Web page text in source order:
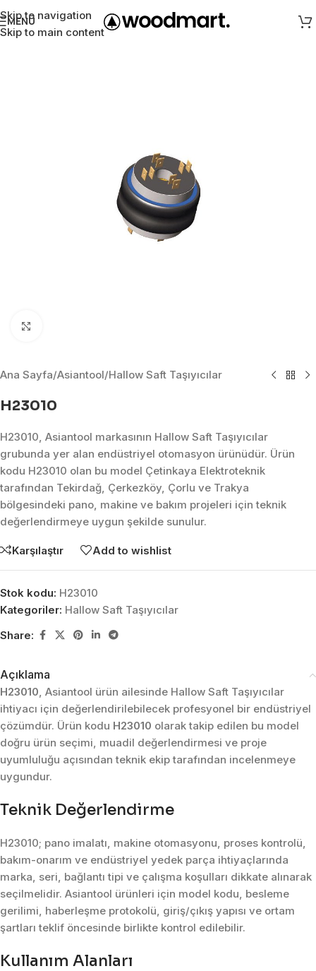
Skip to navigation
Skip to main content
MENÜ
Ana Sayfa/Asiantool/Hallow Saft Taşıyıcılar
H23010
H23010, Asiantool markasının Hallow Saft Taşıyıcılar
grubunda yer alan endüstriyel otomasyon ürünüdür. Ürün
kodu H23010 olan bu model Çetinkaya Elektroteknik
tarafından Tekirdağ, Çerkezköy, Çorlu ve Trakya
bölgesindeki pano, makine ve bakım projeleri için teknik
değerlendirmeye uygun şekilde sunulur.
Karşılaştır Add to wishlist
Stok kodu: H23010
Kategoriler: Hallow Saft Taşıyıcılar
Share:
Açıklama
H23010, Asiantool ürün ailesinde Hallow Saft Taşıyıcılar
ihtiyacı için değerlendirilebilecek profesyonel bir endüstriyel
çözümdür. Ürün kodu H23010 olarak takip edilen bu model
doğru ürün seçimi, muadil değerlendirmesi ve proje
uyumluluğu açısından teknik ekip tarafından incelenmeye
uygundur.
Teknik Değerlendirme
H23010; pano imalatı, makine otomasyonu, proses kontrolü,
bakım-onarım ve endüstriyel yedek parça ihtiyaçlarında
marka, seri, bağlantı tipi ve çalışma koşulları dikkate alınarak
seçilmelidir. Asiantool ürünleri için model kodu, besleme
gerilimi, haberleşme protokolü, giriş/çıkış yapısı ve ortam
şartları teklif öncesinde birlikte kontrol edilebilir.
Kullanım Alanları